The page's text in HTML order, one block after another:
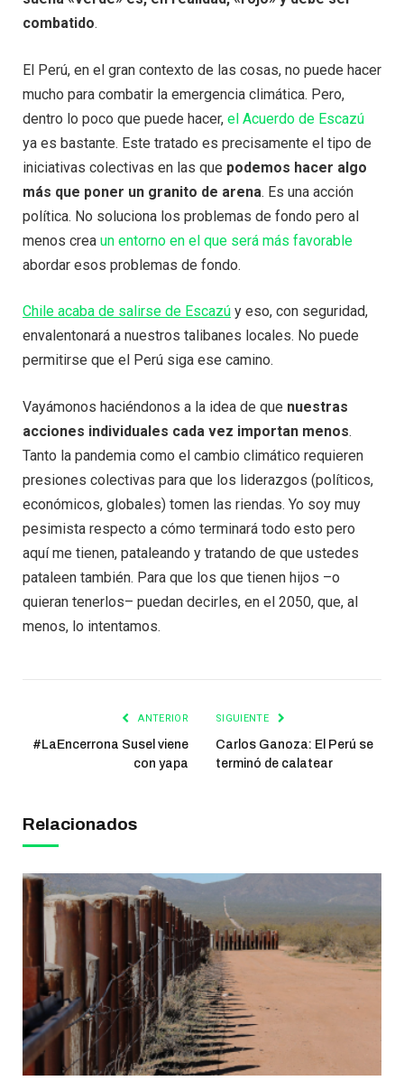
combatido.
El Perú, en el gran contexto de las cosas, no puede hacer
mucho para combatir la emergencia climática. Pero,
dentro lo poco que puede hacer, el Acuerdo de Escazú
ya es bastante. Este tratado es precisamente el tipo de
iniciativas colectivas en las que podemos hacer algo
más que poner un granito de arena. Es una acción
política. No soluciona los problemas de fondo pero al
menos crea un entorno en el que será más favorable
abordar esos problemas de fondo.
Chile acaba de salirse de Escazú y eso, con seguridad,
envalentonará a nuestros talibanes locales. No puede
permitirse que el Perú siga ese camino.
Vayámonos haciéndonos a la idea de que nuestras
acciones individuales cada vez importan menos.
Tanto la pandemia como el cambio climático requieren
presiones colectivas para que los liderazgos (políticos,
económicos, globales) tomen las riendas. Yo soy muy
pesimista respecto a cómo terminará todo esto pero
aquí me tienen, pataleando y tratando de que ustedes
pataleen también. Para que los que tienen hijos –o
quieran tenerlos– puedan decirles, en el 2050, que, al
menos, lo intentamos.
ANTERIOR
#LaEncerrona Susel viene
con yapa
SIGUIENTE
Carlos Ganoza: El Perú se
terminó de calatear
Relacionados